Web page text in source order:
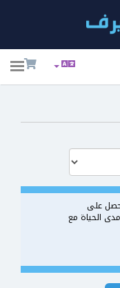
على
الحياة مع